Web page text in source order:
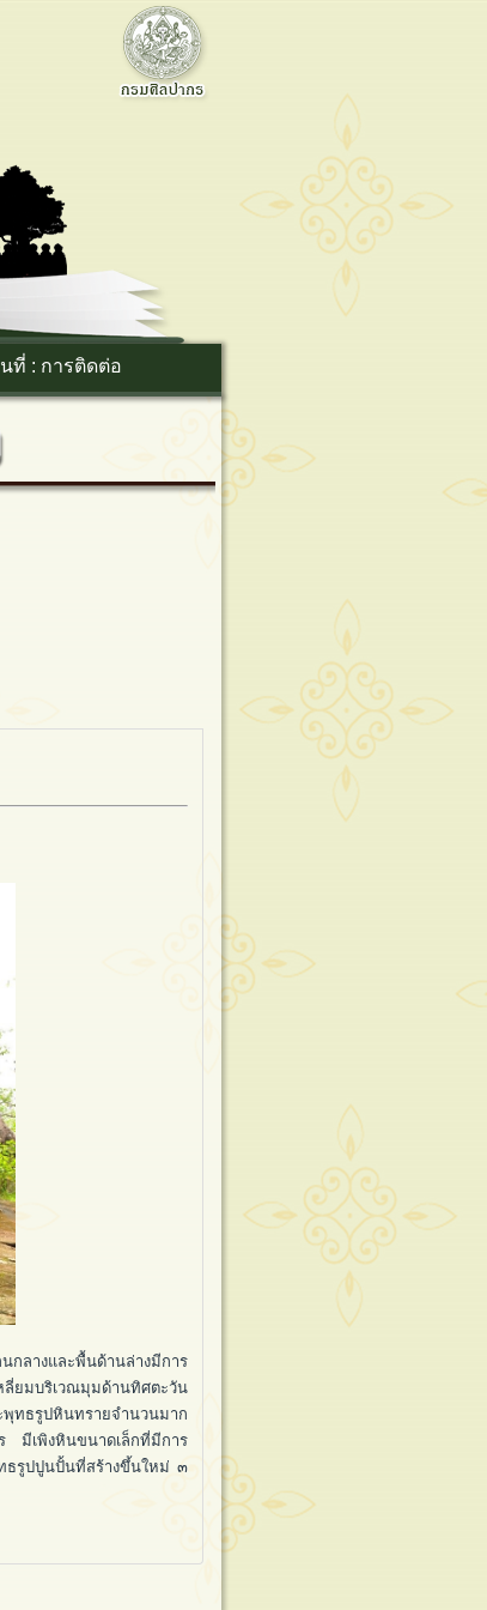
ที่ : การติดต่อ
างและพื้นด้านล่างมีการ
ยมบริเวณมุมด้านทิศตะวัน
พุทธรูปหินทรายจำนวนมาก
มีเพิงหินขนาดเล็กที่มีการ
ธรูปปูนปั้นที่สร้างขึ้นใหม่ ๓